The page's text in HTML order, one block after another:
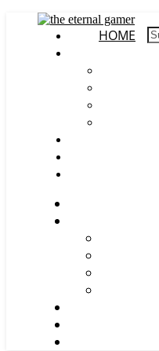
HOME